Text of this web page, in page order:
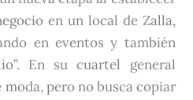
en un local de Zalla,
en eventos y también
En su cuartel general
pero no busca copiar